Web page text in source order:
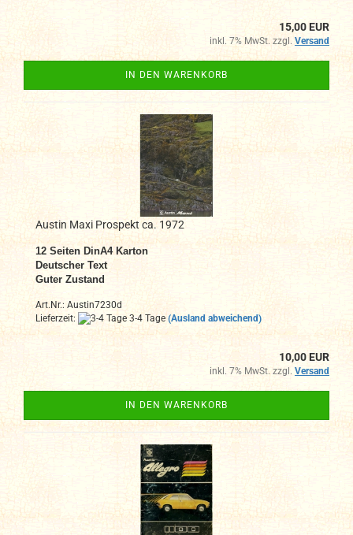
15,00 EUR
inkl. 7% MwSt. zzgl. Versand
IN DEN WARENKORB
Austin Maxi Prospekt ca. 1972
12 Seiten DinA4 Karton
Deutscher Text
Guter Zustand
Art.Nr.: Austin7230d
Lieferzeit:
3-4 Tage (Ausland abweichend)
10,00 EUR
inkl. 7% MwSt. zzgl. Versand
IN DEN WARENKORB